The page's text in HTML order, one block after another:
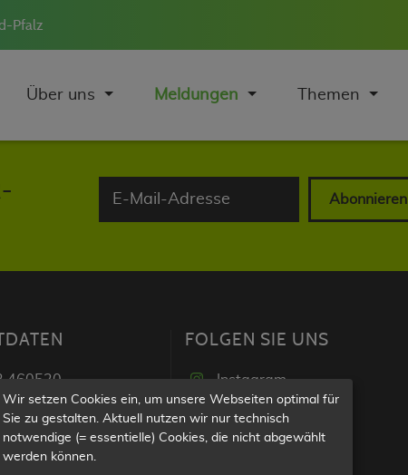
Pfalz
Über uns Meldungen Themen
Abonnieren
460520
8850201
rlp.de
FOLGEN SIE UNS
Instagram
Wir setzen Cookies ein, um unsere Webseiten optimal für
Sie zu gestalten. Aktuell nutzen wir nur technisch
notwendige (= essentielle) Cookies, die nicht abgewählt
werden können.